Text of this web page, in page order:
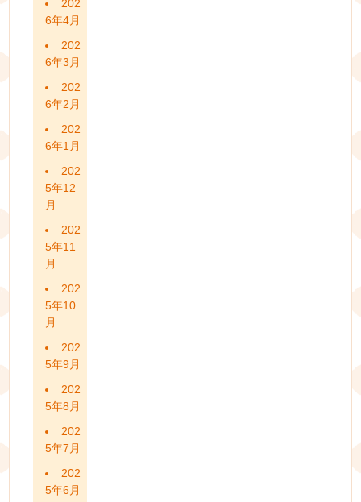
202
6年4月
202
6年3月
202
6年2月
202
6年1月
202
5年12
月
202
5年11
月
202
5年10
月
202
5年9月
202
5年8月
202
5年7月
202
5年6月